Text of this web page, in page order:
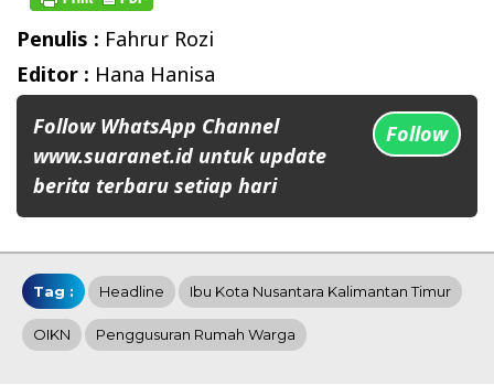
Penulis : Fahrur Rozi
Editor : Hana Hanisa
Follow WhatsApp Channel
www.suaranet.id untuk update
berita terbaru setiap hari
Follow
Tag : Headline Ibu Kota Nusantara Kalimantan Timur
OIKN Penggusuran Rumah Warga